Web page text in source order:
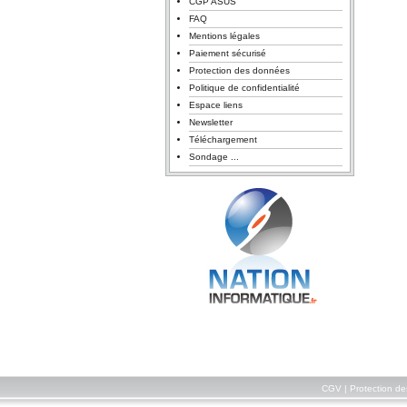
FAQ
Mentions légales
Paiement sécurisé
Protection des données
Politique de confidentialité
Espace liens
Newsletter
Téléchargement
Sondage ...
CGV Protection